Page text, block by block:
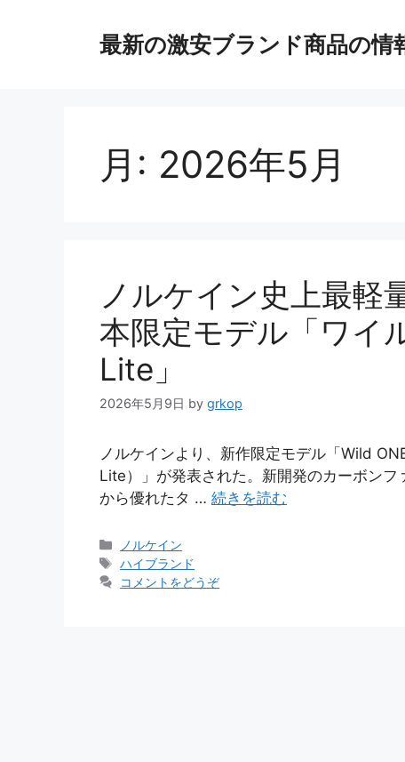
最新の激安ブランド商品の情
月: 2026年5月
ノルケイン史上最軽
本限定モデル「ワイ
Lite」
2026年5月9日 by grkop
ノルケインより、新作限定モデル「Wild
Lite）」が発表された。新開発のカーボン
から優れたタ … 続きを読む
カ
テ
ゴ
ノルケイン
タ
グ
ハイブランド
コメントをどうぞ